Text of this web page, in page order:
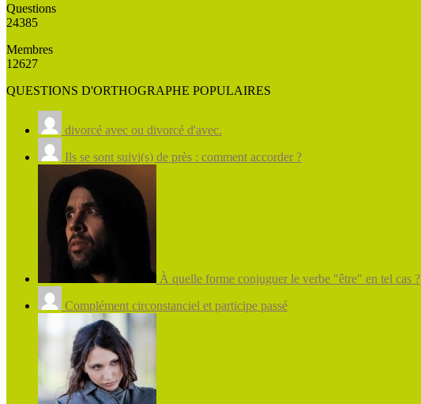
Questions
24385
Membres
12627
QUESTIONS D'ORTHOGRAPHE POPULAIRES
divorcé avec ou divorcé d'avec.
Ils se sont suivi(s) de près : comment accorder ?
À quelle forme conjuguer le verbe "être" en tel cas ?
Complément circonstanciel et participe passé